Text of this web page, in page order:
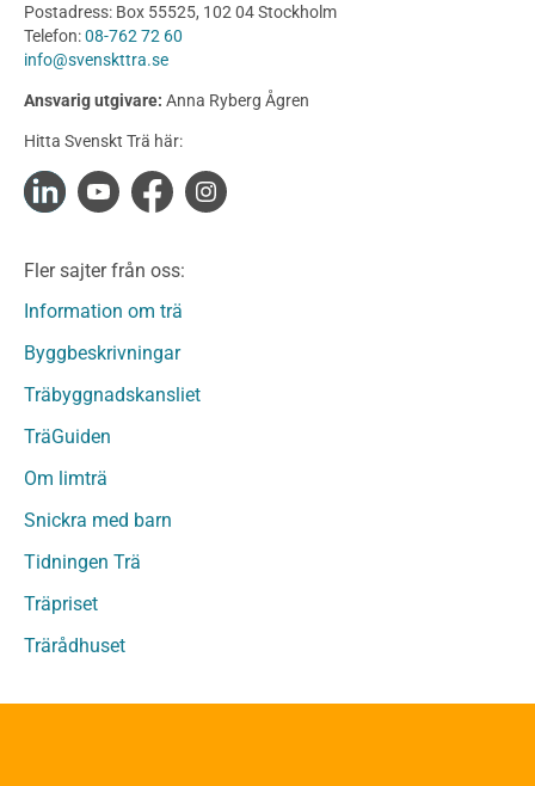
Produkter
Konstruktionsvirke
Konstruktionsvirke Behandlat
Konstruktionsvirke Fingerskarvat
Konstruktionsvirke Fingerskarvat Obehandlat
Limträ
Fanerträ
Fanerträ Obehandlat
Träpanel och Utvändig beklädnad Behandlat
Träpanel och utvändig beklädnad Obehandlat
Trägolv
Sågat virke
Sågat virke Behandlat
Övriga träprodukter
Övrigt byggvirke
Underlagsspont
Postadress: Box 55525, 102 04 Stockholm
Telefon:08-762 72 60
info@svenskttra.se
Ansvarig utgivare: Anna Ryberg Ågren
Hitta Svenskt Trä här:
Fler sajter från oss:
Information om trä
Byggbeskrivningar
Träbyggnadskansliet
TräGuiden
Om limträ
Snickra med barn
Tidningen Trä
Träpriset
Trärådhuset